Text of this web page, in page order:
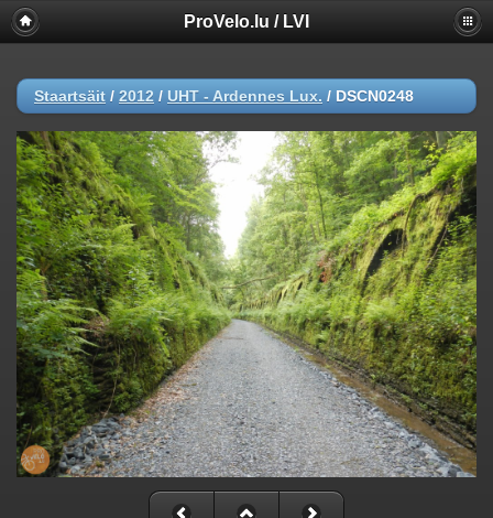
ProVelo.lu / LVI
Staartsäit / 2012 / UHT - Ardennes Lux. / DSCN0248